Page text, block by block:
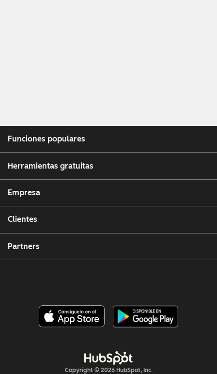
Funciones populares
Herramientas gratuitas
Empresa
Clientes
Partners
Copyright © 2026 HubSpot, Inc.